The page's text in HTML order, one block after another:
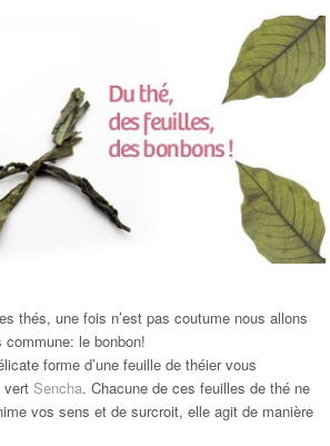
thés, une fois n’est pas coutume nous allons
le bonbon!
forme d’une feuille de théier vous
vert Sencha. Chacune de ces feuilles de thé ne
vos sens et de surcroit, elle agit de manière